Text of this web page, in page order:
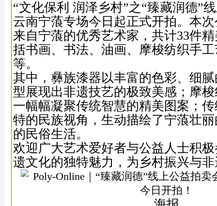
“文化保利 润泽乡村”之“臻藏润德
云南宁蒗专场今日起正式开拍。本
来自宁蒗的优秀艺术家，共计33件
括书画、书法、油画、摩梭纺织手
等。
其中，彝族漆器以丰富的色彩、细
型展现出非遗技艺的极致美感；摩
一幅幅凝聚传统智慧的精美图案；
特的民族视角，生动描绘了宁蒗壮
的民俗生活。
欢迎广大艺术爱好者与公益人士积
遗文化的独特魅力，为乡村振兴与